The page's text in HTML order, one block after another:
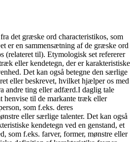
det græske ord characteristikos, som
er en sammensætning af de græske ord
(relateret til). Etymologisk set refererer
eller kendetegn, der er karakteristiske
Det kan også betegne den særlige
eller beskrevet, hvilket hjælper os med
andre ting eller adfærd.I daglig tale
henvise til de markante træk eller
som f.eks. deres
eller særlige talenter. Det kan også
kendetegn ved en genstand, et
som f.eks. farver, former, mønstre eller